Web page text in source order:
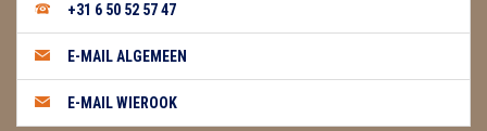
+31 6 50 52 57 47
E-MAIL ALGEMEEN
E-MAIL WIEROOK